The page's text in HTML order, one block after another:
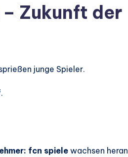
Zukunft der
junge Spieler.
fcn spiele wachsen heran